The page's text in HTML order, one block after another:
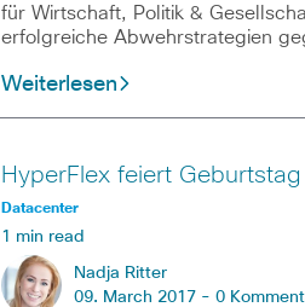
für Wirtschaft, Politik &
erfolgreiche Abwehrstrategien
Weiterlesen
HyperFlex feiert Geburtstag
Datacenter
1 min read
Nadja Ritter
09. March 2017 - 0